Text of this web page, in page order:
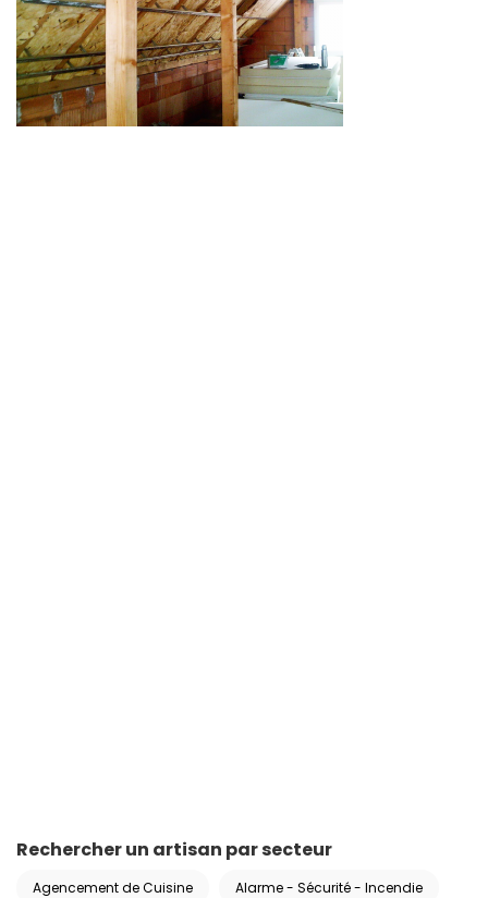
Rechercher un artisan par secteur
Agencement de Cuisine Alarme - Sécurité - Incendie